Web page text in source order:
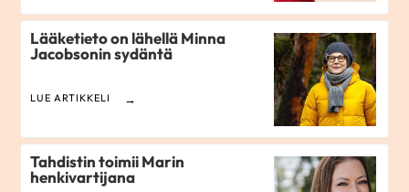
Lääketieto on lähellä Minna
Jacobsonin sydäntä
LUE ARTIKKELI
Tahdistin toimii Marin
henkivartijana